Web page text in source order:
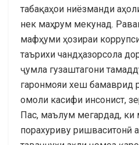
табақаҳои ниёзманди
нек маҳрум мекунад.
мафҳуми ҳозираи
таърихи чандҳазорсола
ҷумла гузаштагони
гаронмояи хеш бамаврид
омоли касифи инсонист,
Пас, маълум мегардад, ки
порахуриву ришваситонӣ